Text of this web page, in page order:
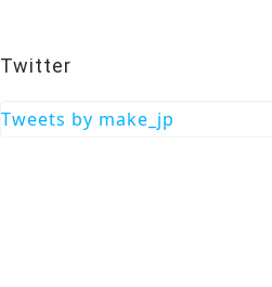
Twitter
Tweets by make_jp